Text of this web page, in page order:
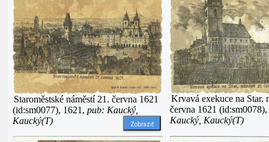
Staroměstské náměstí 21. června 1621
(id:sm0077), 1621, pub: Kaucký,
Kaucký(T)
Zobrazit
Krvavá exekuce na Star.
června 1621
Kaucký, Kaucký(T)